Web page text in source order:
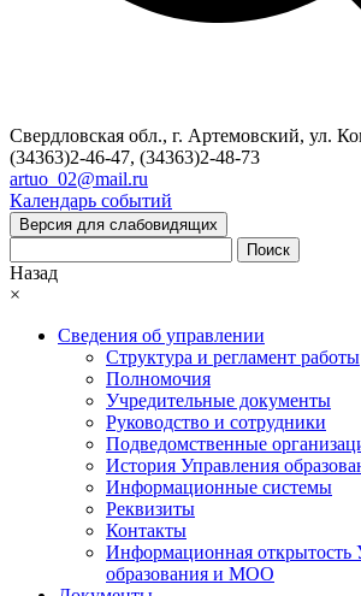
Свердловская обл., г. Артемовский, ул.
(34363)2-46-47, (34363)2-48-73
artuo_02@mail.ru
Календарь событий
Версия для слабовидящих
Поиск
Назад
×
Сведения об управлении
Структура и регламент работы
Полномочия
Учредительные документы
Руководство и сотрудники
Подведомственные
История Управления
Информационные системы
Реквизиты
Контакты
Информационная открытость
образования и МОО